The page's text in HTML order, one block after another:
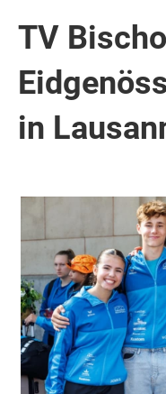
TV
in